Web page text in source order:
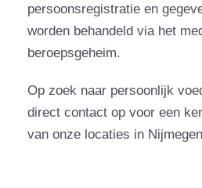
persoonsregistratie en
worden behandeld via het
beroepsgeheim.
Op zoek naar persoonlijk
direct contact op voor een
van onze locaties in